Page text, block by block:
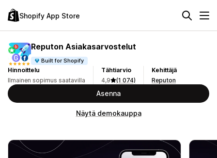
Shopify App Store
Reputon Asiakasarvostelut
Built for Shopify
Hinnoittelu
Ilmainen sopimus saatavilla
Tähtiarvio
4,9
(1 074)
Kehittäjä
Reputon
Asenna
Näytä demokauppa